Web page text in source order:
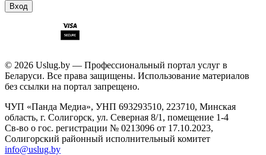
Вход
© 2026 Uslug.by — Профессиональный портал услуг в
Беларуси. Все права защищены. Использование материалов
без ссылки на портал запрещено.
ЧУП «Панда Медиа», УНП 693293510, 223710, Минская
область, г. Солигорск, ул. Северная 8/1, помещение 1-4
Св-во о гос. регистрации № 0213096 от 17.10.2023,
Солигорский районный исполнительный комитет
info@uslug.by